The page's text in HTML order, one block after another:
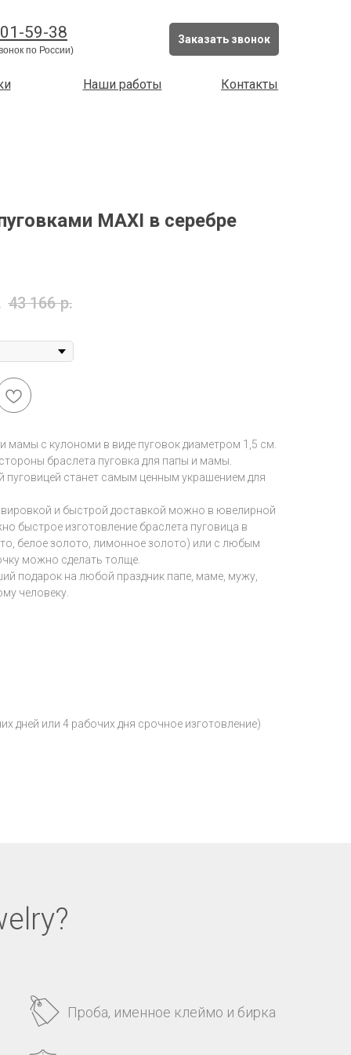
Заказать звонок
59-38
по России)
Контакты
Наши работы
MAXI в серебре
43 166 р.
мамы с кулономи в виде пуговок диаметром 1,5 см.
браслета пуговка для папы и мамы.
пуговицей станет самым ценным украшением для
и быстрой доставкой можно в ювелирной
быстрое изготовление браслета пуговица в
белое золото, лимонное золото) или с любым
можно сделать толще.
подарок на любой праздник папе, маме, мужу,
человеку.
дней или 4 рабочих дня срочное изготовление)
Проба, именное клеймо и бирка